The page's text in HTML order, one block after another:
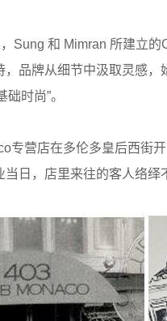
Sung 和 Mimran 所建立
品牌从细节中汲取灵感
础时尚”。
专营店在多伦多皇后西街
日，店里来往的客人络绎